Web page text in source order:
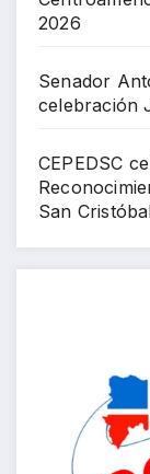
2026
Senador
celebración
CEPEDSC
San